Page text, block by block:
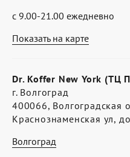
Показать на карте
с 9.00-21.00 ежедневно
Dr. Koffer New York (ТЦ
г. Волгоград
400066, Волгоградская
Краснознаменская ул,
Волгоград